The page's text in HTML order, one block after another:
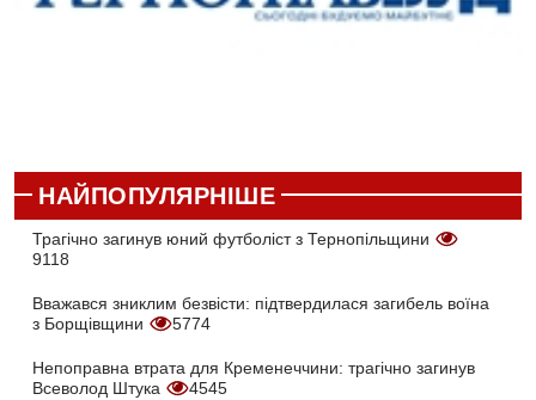
НАЙПОПУЛЯРНІШЕ
Трагічно загинув юний футболіст з Тернопільщини
9118
Вважався зниклим безвісти: підтвердилася загибель воїна
з Борщівщини
5774
Непоправна втрата для Кременеччини: трагічно загинув
Всеволод Штука
4545